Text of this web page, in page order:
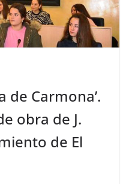
de Carmona’.
obra de J.
de El